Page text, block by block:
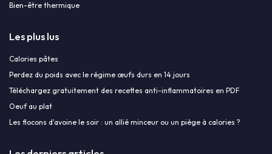
Bien-être thermique
Les plus lus
Calories pâtes
Perdez du poids avec le régime œufs durs en 14 jours
Téléchargez gratuitement des recettes anti-inflammatoires en PDF
Oeuf au plat
Les flocons d'avoine le soir : un allié minceur ou un piège à calories ?